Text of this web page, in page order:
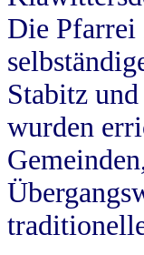
Die Pfarrei
Stabitz
wurden